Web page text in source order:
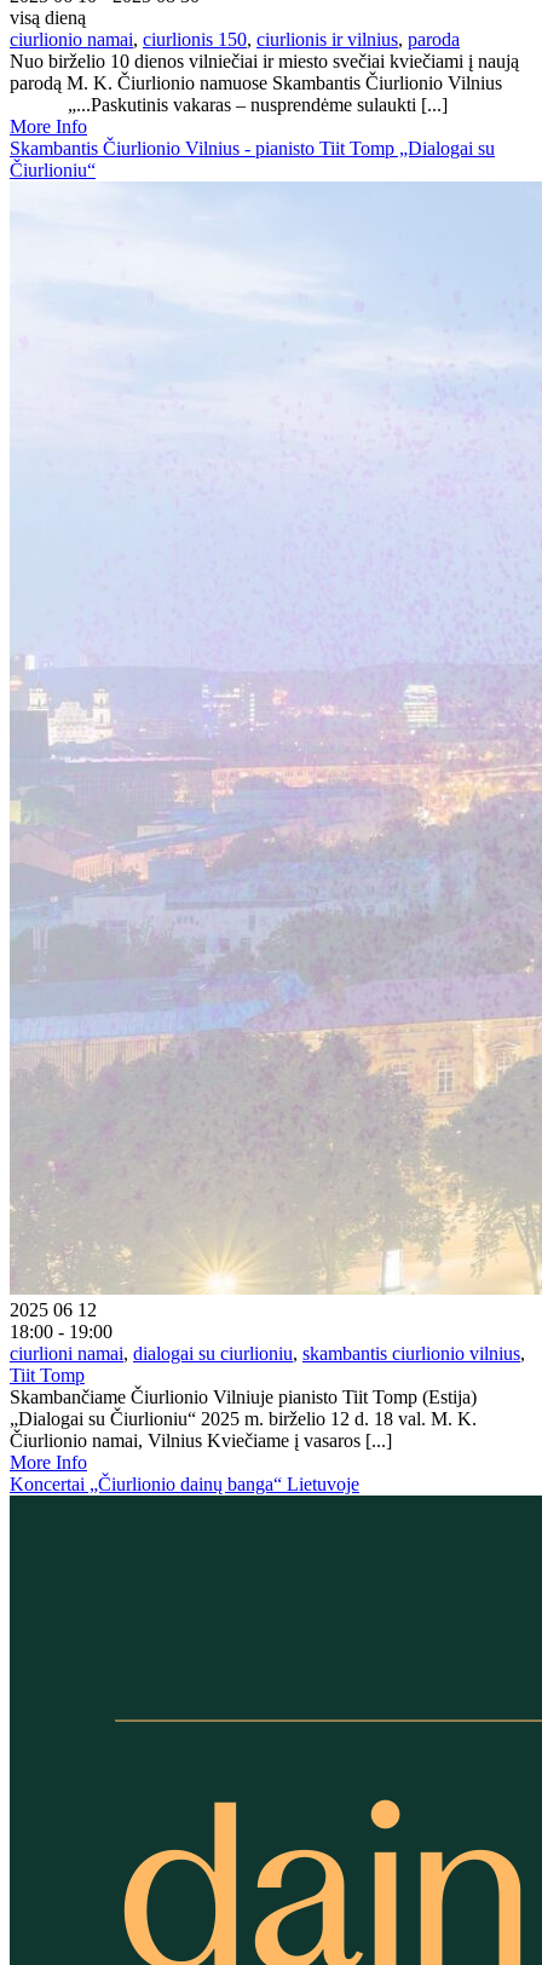
visą dieną
ciurlionio namai, ciurlionis 150, ciurlionis ir vilnius, paroda
Nuo birželio 10 dienos vilniečiai ir miesto svečiai kviečiami į naują
parodą M. K. Čiurlionio namuose Skambantis Čiurlionio Vilnius
„...Paskutinis vakaras – nusprendėme sulaukti [...]
More Info
Skambantis Čiurlionio Vilnius - pianisto Tiit Tomp „Dialogai su
Čiurlioniu“
2025 06 12
18:00 - 19:00
ciurlioni namai, dialogai su ciurlioniu, skambantis ciurlionio vilnius,
Tiit Tomp
Skambančiame Čiurlionio Vilniuje pianisto Tiit Tomp (Estija)
„Dialogai su Čiurlioniu“ 2025 m. birželio 12 d. 18 val. M. K.
Čiurlionio namai, Vilnius Kviečiame į vasaros [...]
More Info
Koncertai „Čiurlionio dainų banga“ Lietuvoje